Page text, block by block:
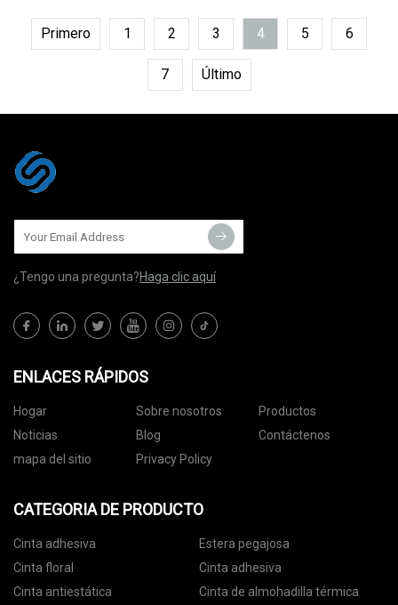
Primero 1 2 3 4 5 6
7 Último
¿Tengo una pregunta?Haga clic aquí
ENLACES RÁPIDOS
Hogar Sobre nosotros
Productos
Noticias
Blog
Contáctenos
mapa del sitio
Privacy Policy
CATEGORIA DE PRODUCTO
Cinta adhesiva
Estera pegajosa
Cinta floral
Cinta adhesiva
Cinta antiestática
Cinta de almohadilla térmica